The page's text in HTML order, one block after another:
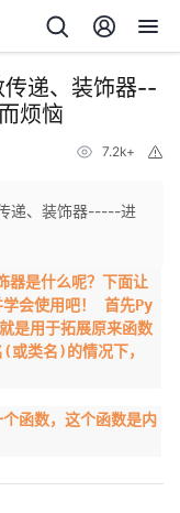
递、装饰器--
烦恼
7.2k+
递、装饰器-----进
是什么呢？下面让
会使用吧！ 首先Py
用于拓展原来函数
或类名)的情况下，
函数，这个函数是内